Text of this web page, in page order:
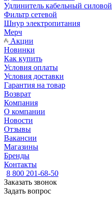
Удлинитель кабельный силовой
Фильтр сетевой
Шнур электропитания
Мерч
Акции
Новинки
Как купить
Условия оплаты
Условия доставки
Гарантия на товар
Возврат
Компания
О компании
Новости
Отзывы
Вакансии
Магазины
Бренды
Контакты
8 800 201-68-50
Заказать звонок
Задать вопрос